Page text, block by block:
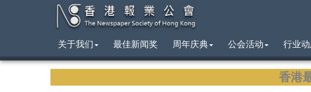
关于我们 最佳新闻奖 周年庆典 公会活动 行业
香港